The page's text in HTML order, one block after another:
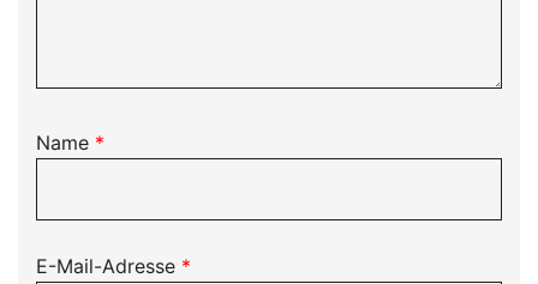
Name *
E-Mail-Adresse *